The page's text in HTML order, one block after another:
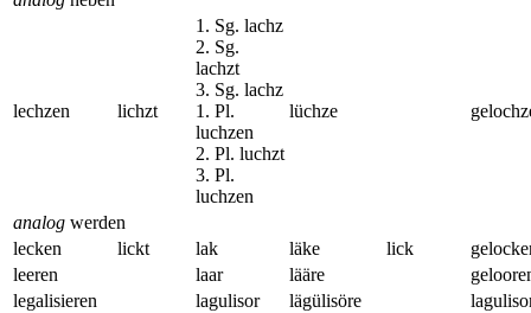
lechzen lichzt
1. Sg. lachz
2. Sg.
lachzt
3. Sg. lachz
1. Pl.
luchzen
2. Pl. luchzt
3. Pl.
luchzen
lüchze
analog werden
lecken
lickt lak läke lick
leeren
laar lääre
legalisieren
lagulisor lägülisöre